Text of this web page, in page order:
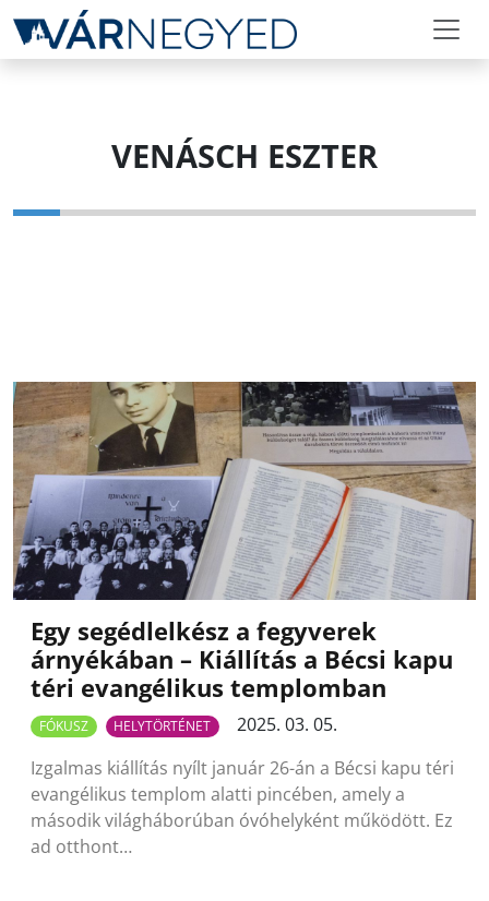
VENÁSCH ESZTER
Egy segédlelkész a fegyverek
árnyékában – Kiállítás a Bécsi kapu
téri evangélikus templomban
FÓKUSZ HELYTÖRTÉNET
2025. 03. 05.
Izgalmas kiállítás nyílt január 26-án a Bécsi kapu téri
evangélikus templom alatti pincében, amely a
második világháborúban óvóhelyként működött. Ez
ad otthont…